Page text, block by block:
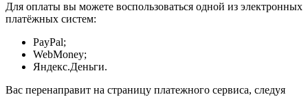
Для оплаты вы можете воспользоваться одной из электронных
платёжных систем:
PayPal;
WebMoney;
Яндекс.Деньги.
Вас перенаправит на страницу платежного сервиса, следуя